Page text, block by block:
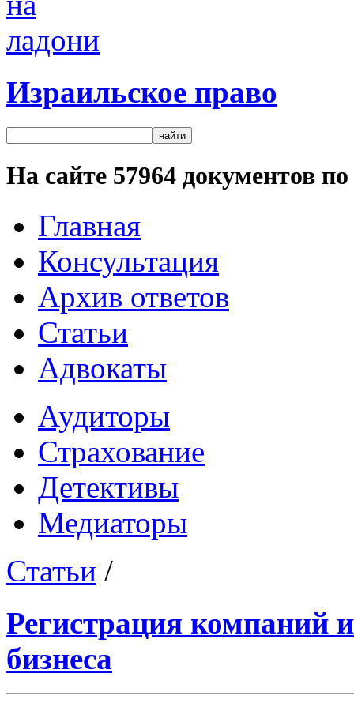
Израильское право
На сайте 57964 документов
Главная
Консультация
Архив ответов
Статьи
Адвокаты
Аудиторы
Страхование
Детективы
Медиаторы
Статьи /
Регистрация компаний
бизнеса